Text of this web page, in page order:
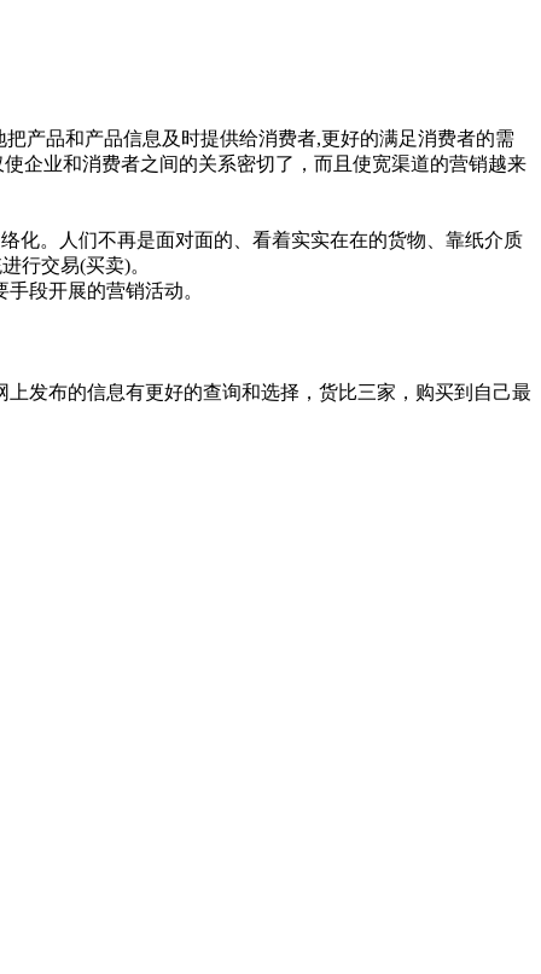
产品和产品信息及时提供给消费者,更好的满足消费者的需
企业和消费者之间的关系密切了，而且使宽渠道的营销越来
化。人们不再是面对面的、看着实实在在的货物、靠纸介质
行交易(买卖)。
段开展的营销活动。
发布的信息有更好的查询和选择，货比三家，购买到自己最